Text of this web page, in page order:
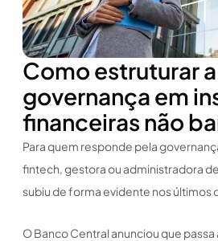
Como estruturar a
governança em
financeiras não
Para quem responde pela
fintech, gestora ou administradora
subiu de forma evidente nos últimos
O Banco Central anunciou que